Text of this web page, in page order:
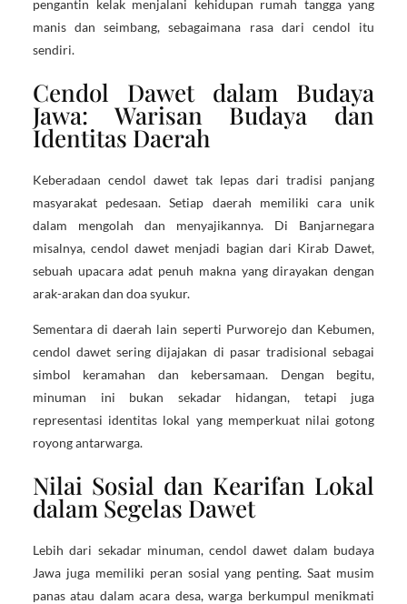
pengantin kelak menjalani kehidupan rumah tangga yang
manis dan seimbang, sebagaimana rasa dari cendol itu
sendiri.
Cendol Dawet dalam Budaya
Jawa: Warisan Budaya dan
Identitas Daerah
Keberadaan cendol dawet tak lepas dari tradisi panjang
masyarakat pedesaan. Setiap daerah memiliki cara unik
dalam mengolah dan menyajikannya. Di Banjarnegara
misalnya, cendol dawet menjadi bagian dari Kirab Dawet,
sebuah upacara adat penuh makna yang dirayakan dengan
arak-arakan dan doa syukur.
Sementara di daerah lain seperti Purworejo dan Kebumen,
cendol dawet sering dijajakan di pasar tradisional sebagai
simbol keramahan dan kebersamaan. Dengan begitu,
minuman ini bukan sekadar hidangan, tetapi juga
representasi identitas lokal yang memperkuat nilai gotong
royong antarwarga.
Nilai Sosial dan Kearifan Lokal
dalam Segelas Dawet
Lebih dari sekadar minuman, cendol dawet dalam budaya
Jawa juga memiliki peran sosial yang penting. Saat musim
panas atau dalam acara desa, warga berkumpul menikmati